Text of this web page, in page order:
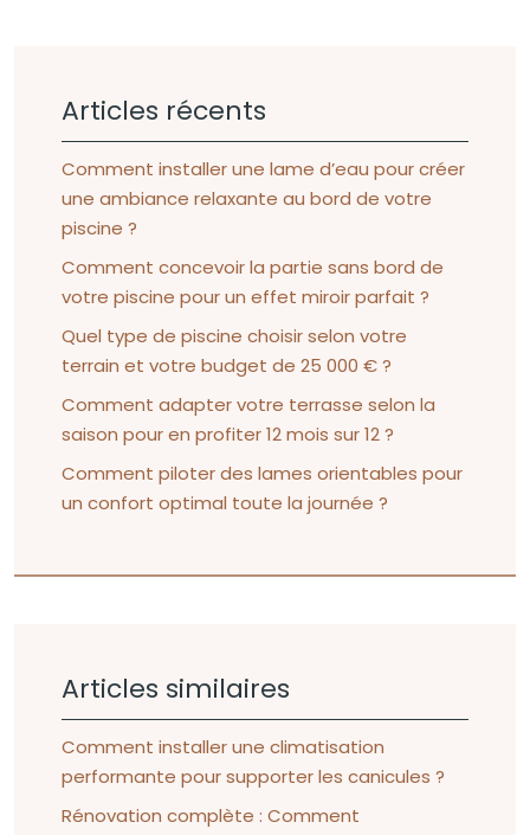
Articles récents
Comment installer une lame d’eau pour créer
une ambiance relaxante au bord de votre
piscine ?
Comment concevoir la partie sans bord de
votre piscine pour un effet miroir parfait ?
Quel type de piscine choisir selon votre
terrain et votre budget de 25 000 € ?
Comment adapter votre terrasse selon la
saison pour en profiter 12 mois sur 12 ?
Comment piloter des lames orientables pour
un confort optimal toute la journée ?
Articles similaires
Comment installer une climatisation
performante pour supporter les canicules ?
Rénovation complète : Comment